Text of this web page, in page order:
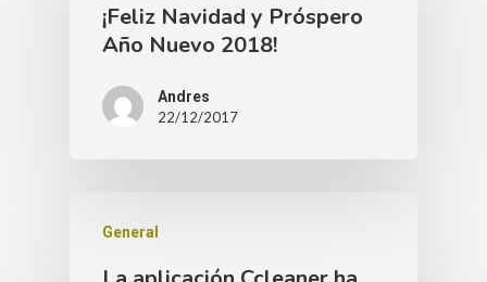
¡Feliz Navidad y Próspero
Año Nuevo 2018!
Andres
22/12/2017
General